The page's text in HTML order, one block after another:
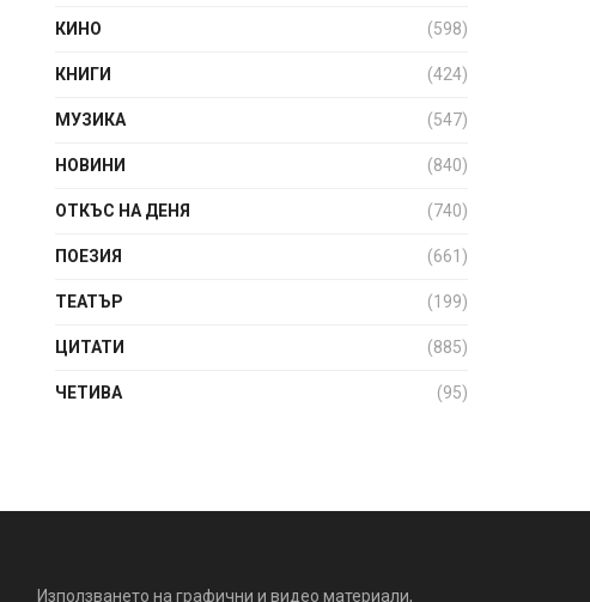
КИНО (598)
КНИГИ (424)
МУЗИКА (547)
НОВИНИ (840)
ОТКЪС НА ДЕНЯ (740)
ПОЕЗИЯ (661)
ТЕАТЪР (199)
ЦИТАТИ (885)
ЧЕТИВА (95)
Използването на графични и видео материали,